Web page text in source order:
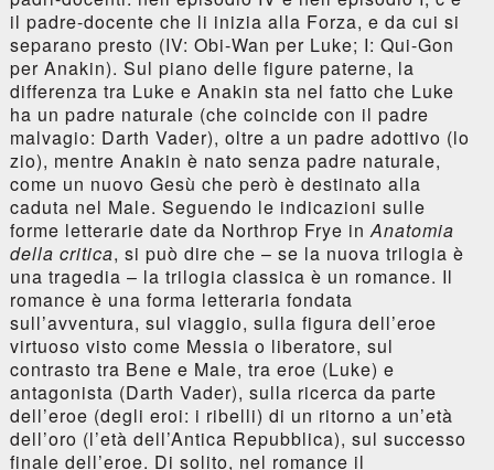
il padre-docente che li inizia alla Forza, e da cui si
separano presto (IV: Obi-Wan per Luke; I: Qui-Gon
per Anakin). Sul piano delle figure paterne, la
differenza tra Luke e Anakin sta nel fatto che Luke
ha un padre naturale (che coincide con il padre
malvagio: Darth Vader), oltre a un padre adottivo (lo
zio), mentre Anakin è nato senza padre naturale,
come un nuovo Gesù che però è destinato alla
caduta nel Male. Seguendo le indicazioni sulle
forme letterarie date da Northrop Frye inAnatomia
della critica, si può dire che – se la nuova trilogia è
una tragedia – la trilogia classica è un romance. Il
romance è una forma letteraria fondata
sull’avventura, sul viaggio, sulla figura dell’eroe
virtuoso visto come Messia o liberatore, sul
contrasto tra Bene e Male, tra eroe (Luke) e
antagonista (Darth Vader), sulla ricerca da parte
dell’eroe (degli eroi: i ribelli) di un ritorno a un’età
dell’oro (l’età dell’Antica Repubblica), sul successo
finale dell’eroe. Di solito, nel romance il